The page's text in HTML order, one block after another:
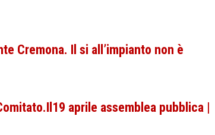
Cremona. Il si all’impianto non è
aprile assemblea pubblica |